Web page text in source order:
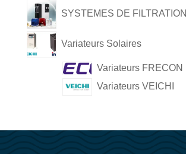
SYSTEMES DE FILTRATION
Variateurs Solaires
Variateurs FRECON
Variateurs VEICHI